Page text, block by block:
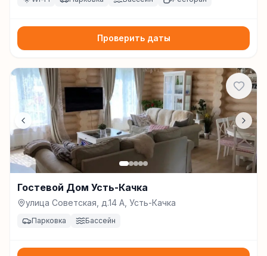
Проверить даты
Гостевой Дом Усть-Качка
улица Советская, д.14 А, Усть-Качка
Парковка Бассейн